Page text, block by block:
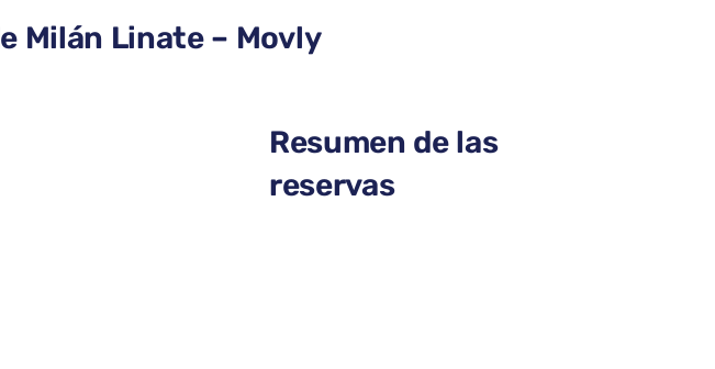
Milán Linate – Movly
Resumen de las
reservas